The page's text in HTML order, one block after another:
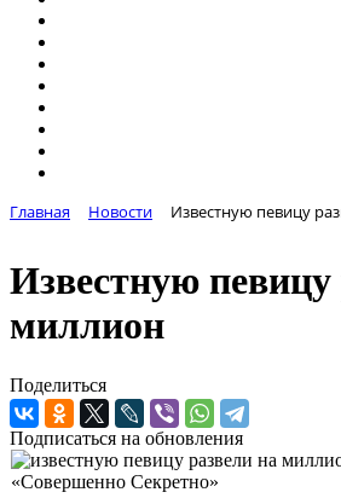
Главная Новости Известную певицу
Известную певицу
миллион
Поделиться
Подписаться на обновления